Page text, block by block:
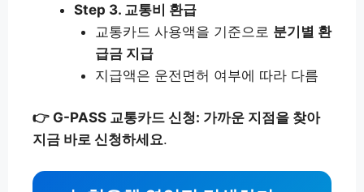
Step 3. 교통비 환급
교통카드 사용액을 기준으로 분기별 환
급금 지급
지급액은 운전면허 여부에 따라 다름
👉 G-PASS 교통카드 신청: 가까운 지점을 찾아
지금 바로 신청하세요.